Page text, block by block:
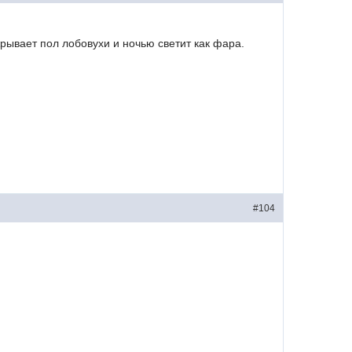
пол лобовухи и ночью светит как фара.
#104